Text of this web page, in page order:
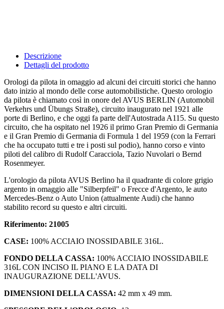
Descrizione
Dettagli del prodotto
Orologi da pilota in omaggio ad alcuni dei circuiti storici che hanno
dato inizio al mondo delle corse automobilistiche. Questo orologio
da pilota è chiamato così in onore del AVUS BERLIN (Automobil
Verkehrs und Übungs Straße), circuito inaugurato nel 1921 alle
porte di Berlino, e che oggi fa parte dell'Autostrada A115. Su questo
circuito, che ha ospitato nel 1926 il primo Gran Premio di Germania
e il Gran Premio di Germania di Formula 1 del 1959 (con la Ferrari
che ha occupato tutti e tre i posti sul podio), hanno corso e vinto
piloti del calibro di Rudolf Caracciola, Tazio Nuvolari o Bernd
Rosenmeyer.
L'orologio da pilota AVUS Berlino ha il quadrante di colore grigio
argento in omaggio alle "Silberpfeil" o Frecce d'Argento, le auto
Mercedes-Benz o Auto Union (attualmente Audi) che hanno
stabilito record su questo e altri circuiti.
Riferimento: 21005
CASE: 100% ACCIAIO INOSSIDABILE 316L.
FONDO DELLA CASSA: 100% ACCIAIO INOSSIDABILE
316L CON INCISO IL PIANO E LA DATA DI
INAUGURAZIONE DELL'AVUS.
DIMENSIONI DELLA CASSA: 42 mm x 49 mm.